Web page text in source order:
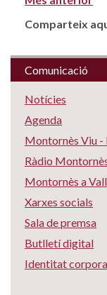
Comparteix
Comunicació
Notícies
Agenda
Montornès Viu
Ràdio
Montornès a
Xarxes socials
Sala de premsa
Butlletí digital
Identitat